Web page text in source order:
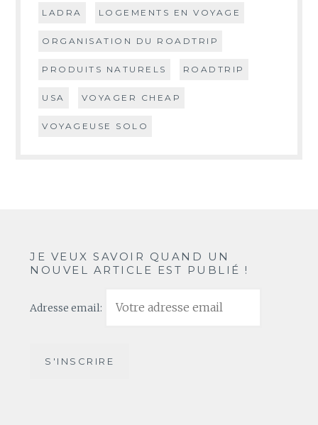
LADRA LOGEMENTS EN VOYAGE
ORGANISATION DU ROADTRIP
PRODUITS NATURELS ROADTRIP
USA VOYAGER CHEAP
VOYAGEUSE SOLO
JE VEUX SAVOIR QUAND UN
NOUVEL ARTICLE EST PUBLIÉ !
Adresse email: